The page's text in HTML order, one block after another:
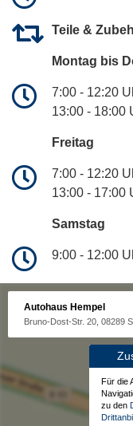
Teile &
Montag bis
7:00 - 12:20
13:00 - 18:00
Freitag
7:00 - 12:20
13:00 - 17:00
Samstag
9:00 - 12:00
Autohaus Hempel
Bruno-Dost-Str. 20, 08289
Für die
zu den